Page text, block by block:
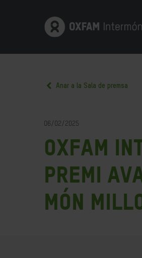
Anar a la Sala de premsa
06/02/2025
Oxfam
Premi
món